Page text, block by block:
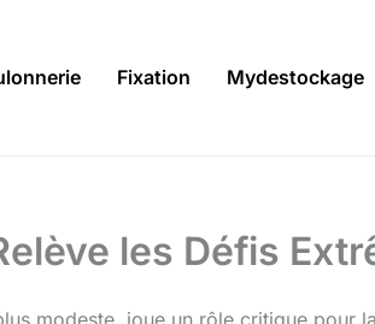
Fixation Mydestockage
les Défis